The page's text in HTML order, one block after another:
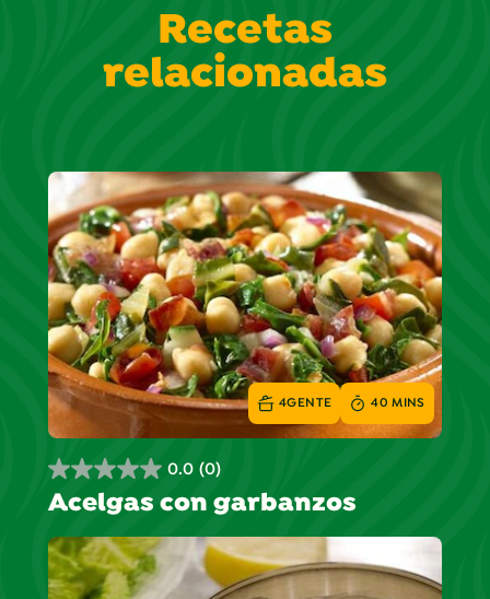
Recetas
relacionadas
0.0 (0)
0.0
de
5
estrellas.
Acelgas con garbanzos
4GENTE 40 MINS